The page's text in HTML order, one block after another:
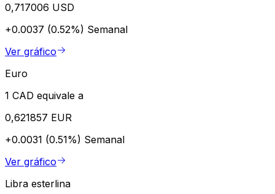
0,717006 USD
+0.0037 (0.52%) Semanal
Ver gráfico
Euro
1 CAD equivale a
0,621857 EUR
+0.0031 (0.51%) Semanal
Ver gráfico
Libra esterlina